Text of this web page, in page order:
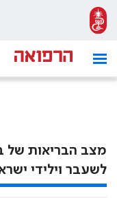
מצב הבריאות של
לשעבר וילידי